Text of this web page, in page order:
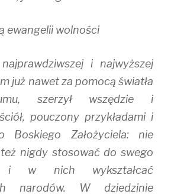
ewangelii wolności
i najwyższej
już nawet za pomocą światła
szerzył wszędzie i
pouczony przykładami i
Boskiego Założyciela: nie
nigdy stosować do swego
i w nich wykształcać
narodów. W dziedzinie